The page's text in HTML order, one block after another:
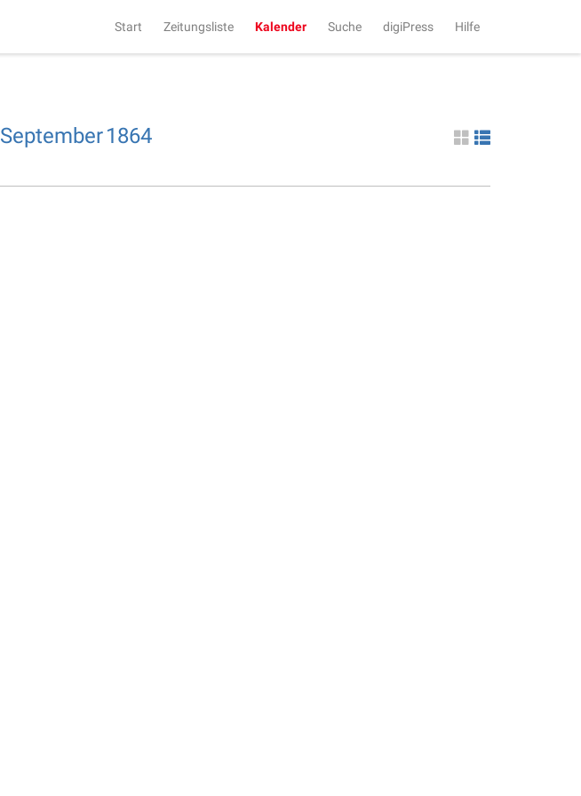
Start Zeitungsliste Kalender Suche digiPress Hilfe
September1864